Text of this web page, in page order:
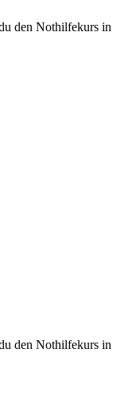
den Nothilfekurs in
den Nothilfekurs in